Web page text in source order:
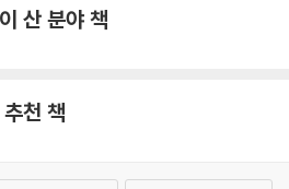
산 분야 책
천 책